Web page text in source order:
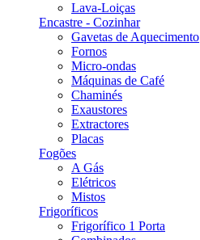
Lava-Loiças
Encastre - Cozinhar
Gavetas de Aquecimento
Fornos
Micro-ondas
Máquinas de Café
Chaminés
Exaustores
Extractores
Placas
Fogões
A Gás
Elétricos
Mistos
Frigoríficos
Frigorífico 1 Porta